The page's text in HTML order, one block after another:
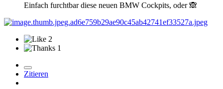
Einfach furchtbar diese neuen BMW Cockpits, oder🙈
2
1
Zitieren